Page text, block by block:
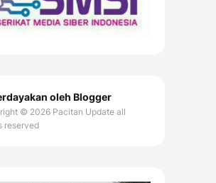
oleh Blogger
© 2026 Pacitan Update all
reserved